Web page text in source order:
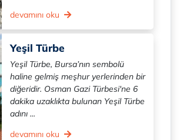
devamını oku
Yeşil Türbe
Yeşil Türbe, Bursa’nın sembolü
haline gelmiş meşhur yerlerinden bir
diğeridir. Osman Gazi Türbesi'ne 6
dakika uzaklıkta bulunan Yeşil Türbe
adını ...
devamını oku